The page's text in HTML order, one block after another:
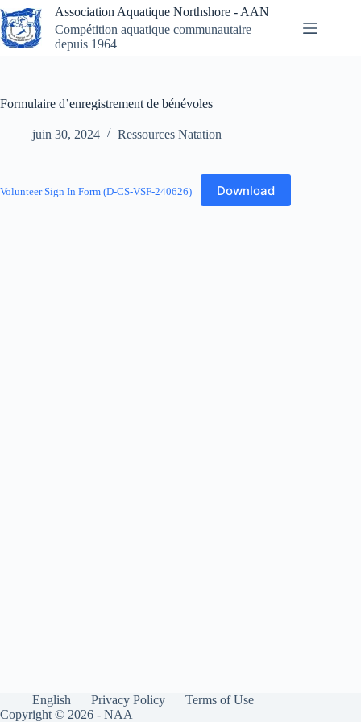
Skip
to
content
Association Aquatique Northshore - AAN
Compétition aquatique communautaire
depuis 1964
Formulaire d’enregistrement de bénévoles
juin 30, 2024 Ressources Natation
Volunteer Sign In Form (D-CS-VSF-240626) Download
English Privacy Policy
Terms of Use
Copyright © 2026 - NAA